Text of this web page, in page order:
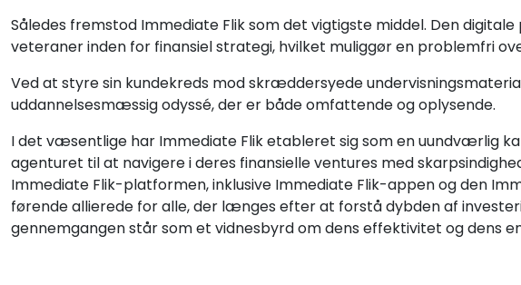
Således fremstod Immediate Flik som det vigtigste middel. Den
veteraner inden for finansiel strategi, hvilket muliggør en problemfri
Ved at styre sin kundekreds mod skræddersyede
uddannelsesmæssig odyssé, der er både omfattende og oplysende.
I det væsentlige har Immediate Flik etableret sig som en uundværlig
agenturet til at navigere i deres finansielle ventures med
Immediate Flik-platformen, inklusive Immediate Flik-appen og den
førende allierede for alle, der længes efter at forstå dybden af
gennemgangen står som et vidnesbyrd om dens effektivitet og dens